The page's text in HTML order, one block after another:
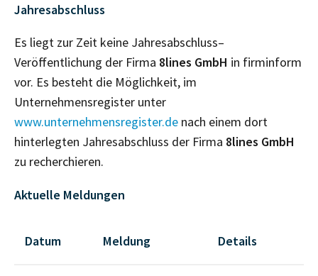
Jahresabschluss
Es liegt zur Zeit keine Jahresabschluss–
Veröffentlichung der Firma 8lines GmbH in firminform
vor. Es besteht die Möglichkeit, im
Unternehmensregister unter
www.unternehmensregister.de nach einem dort
hinterlegten Jahresabschluss der Firma 8lines GmbH
zu recherchieren.
Aktuelle Meldungen
Datum Meldung Details